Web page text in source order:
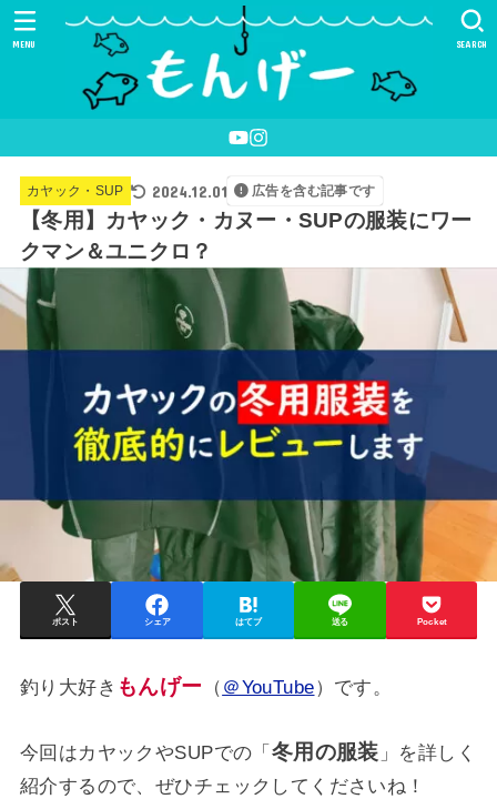
SEARCH
MENU
カヤック・SUP 2024.12.01 広告を含む記事です
【冬用】カヤック・カヌー・SUPの服装にワー
クマン＆ユニクロ？
ポスト シェア はてブ 送る Pocket
釣り大好き もんげー （ ＠YouTube）です。
今回はカヤックやSUPでの「 冬用の服装 」を詳しく
紹介するので、ぜひチェックしてくださいね！